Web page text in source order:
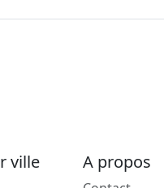
ville A propos